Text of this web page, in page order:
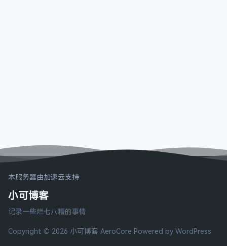
本服务器由加速云支持
小可博客
记录一些烂七八糟的事情
Copyright © 2026 小可博客 AeroCore Powered by WordPress